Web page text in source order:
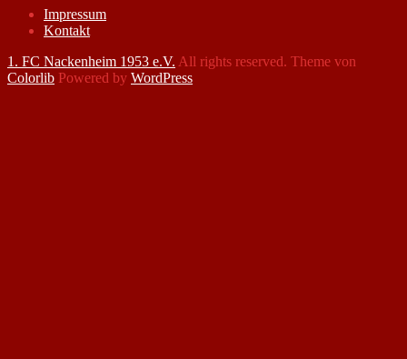
Impressum
Kontakt
1. FC Nackenheim 1953 e.V. All rights reserved. Theme von
Colorlib Powered by WordPress